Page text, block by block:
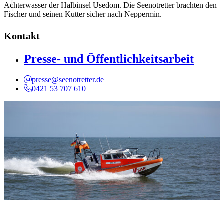
Achterwasser der Halbinsel Usedom. Die Seenotretter brachten den
Fischer und seinen Kutter sicher nach Neppermin.
Kontakt
Presse- und Öffentlichkeitsarbeit
presse@seenotretter.de
0421 53 707 610